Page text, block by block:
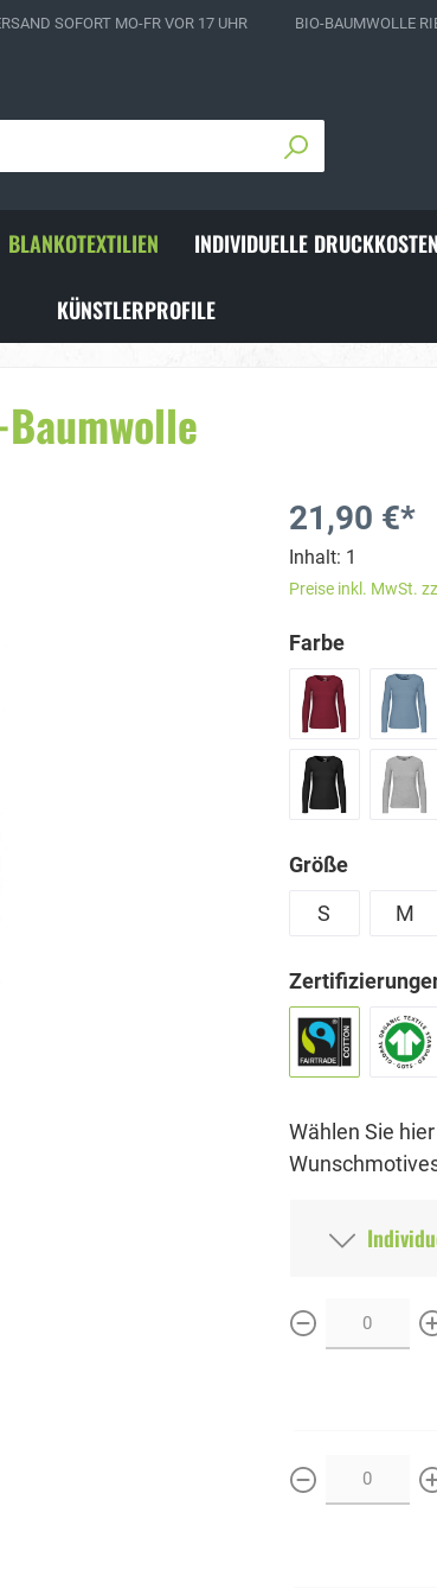
SOFORT MO-FR VOR 17 UHR BIO-BAUMWOLLE
BLANKOTEXTILIEN INDIVIDUELLE DRUCKKOSTEN
KÜNSTLERPROFILE
21,90 €*
Inhalt: 1
Preise inkl. MwSt.
Farbe
Größe
S
M
Wählen Sie
weniger
weniger